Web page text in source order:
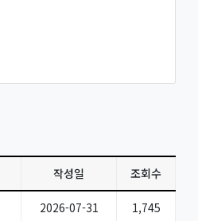
작성일 조회수
2026-07-31 1,745